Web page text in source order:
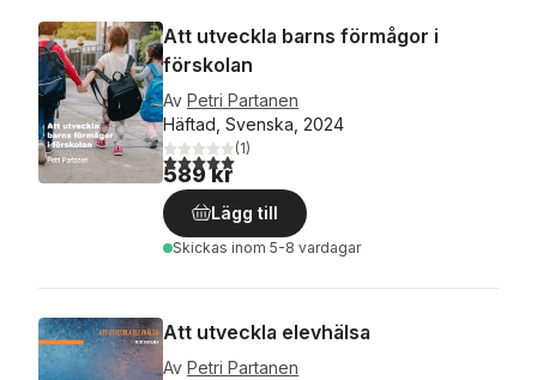
Att utveckla barns förmågor i
förskolan
Av Petri Partanen
Häftad, Svenska, 2024
5,0utav 5 stjärnor. Totalt antal röster:
(1)
589 kr
Lägg till
Skickas inom 5-8 vardagar
Att utveckla elevhälsa
Av Petri Partanen